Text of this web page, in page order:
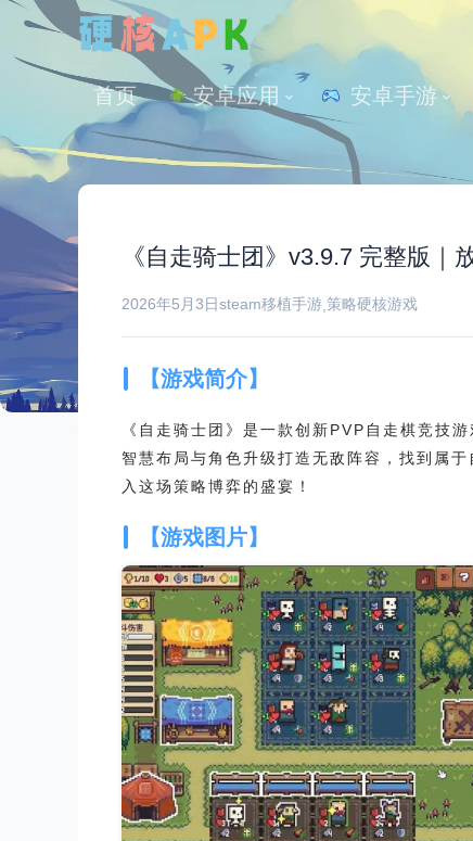
首页 安卓应用 安卓手游
《自走骑士团》v3.9.7 完整版｜
2026年5月3日steam移植手游 策略硬核游戏
【游戏简介】
《自走骑士团》是一款创新PVP自走棋竞技
智慧布局与角色升级打造无敌阵容，找到属
入这场策略博弈的盛宴！
【游戏图片】